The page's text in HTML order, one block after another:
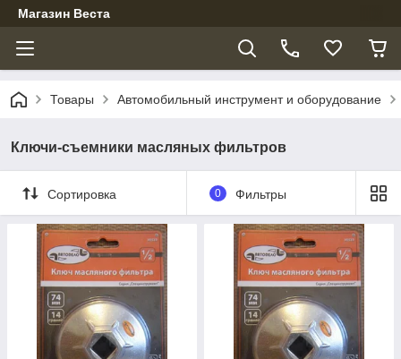
Магазин Веста
Товары Автомобильный инструмент и оборудование
Ключи-съемники масляных фильтров
Сортировка 0 Фильтры